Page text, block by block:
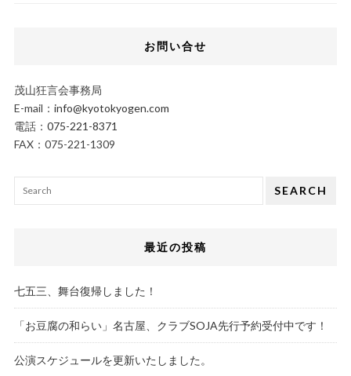
お問い合せ
茂山狂言会事務局
E-mail： info@kyotokyogen.com
電話： 075-221-8371
FAX：075-221-1309
SEARCH
最近の投稿
七五三、舞台復帰しました！
「お豆腐の和らい」名古屋、クラブSOJA先行予約受付中です！
公演スケジュールを更新いたしました。